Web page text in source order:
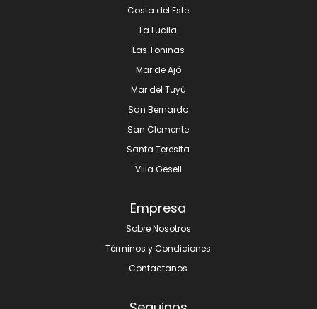
Costa del Este
La Lucila
Las Toninas
Mar de Ajó
Mar del Tuyú
San Bernardo
San Clemente
Santa Teresita
Villa Gesell
Empresa
Sobre Nosotros
Términos y Condiciones
Contactanos